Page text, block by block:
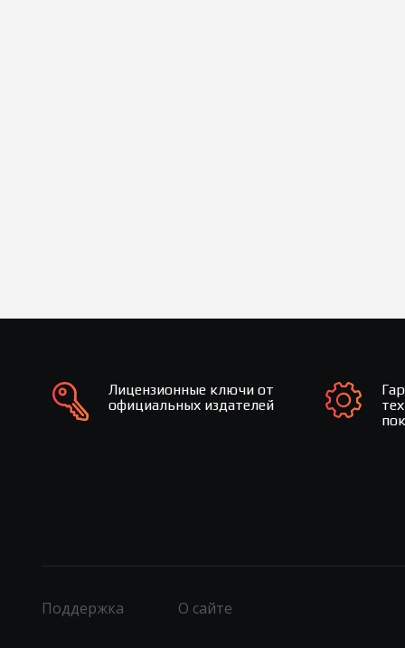
Лицензионные ключи от
официальных издателей
Поддержка О сайте